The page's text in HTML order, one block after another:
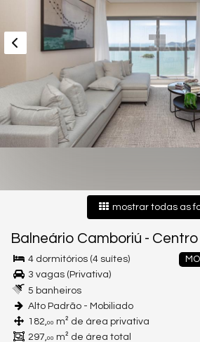
mostrar todas as
Balneário Camboriú - Centro
4 dormitórios (4 suítes)
3 vagas (Privativa)
5 banheiros
Alto Padrão - Mobiliado
182,00 m² de área privativa
297,00 m² de área total